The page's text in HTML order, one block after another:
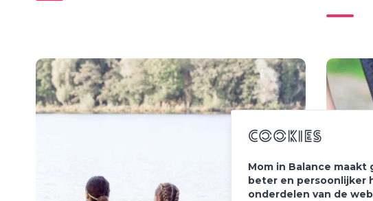
Cookies
Mom in Balance
beter en persoonlijker
onderdelen van de